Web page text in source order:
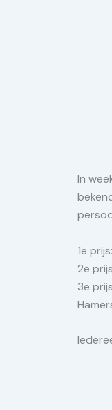
In
1e
2e
3e